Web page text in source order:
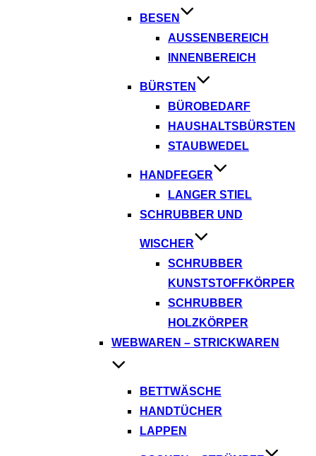
BESEN
AUSSENBEREICH
INNENBEREICH
BÜRSTEN
BÜROBEDARF
HAUSHALTSBÜRSTEN
STAUBWEDEL
HANDFEGER
LANGER STIEL
SCHRUBBER UND
WISCHER
SCHRUBBER
KUNSTSTOFFKÖRPER
SCHRUBBER
HOLZKÖRPER
WEBWAREN – STRICKWAREN
BETTWÄSCHE
HANDTÜCHER
LAPPEN